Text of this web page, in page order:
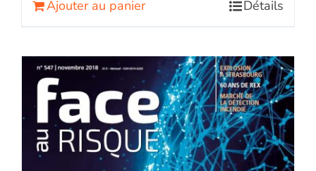
Ajouter au panier Détails